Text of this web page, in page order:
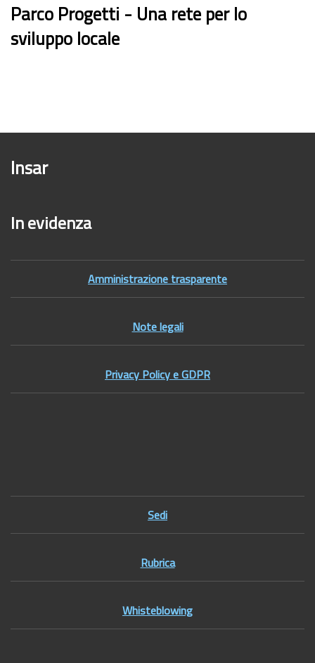
Parco Progetti - Una rete per lo
sviluppo locale
Insar
In evidenza
Amministrazione trasparente
Note legali
Privacy Policy e GDPR
Sedi
Rubrica
Whisteblowing